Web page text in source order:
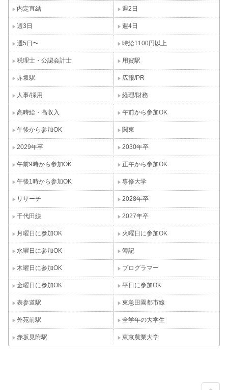
内定直結 週2日
週3日 週4日
週5日〜 時給1100円以上
税理士・公認会計士 用賀駅
赤坂駅 広報/PR
人事/採用 経理/財務
高時給・高収入 午前から参加OK
午後から参加OK 関東
2029年卒 2030年卒
午前9時から参加OK 正午から参加OK
午後1時から参加OK 専修大学
リサーチ 2028年卒
千代田線 2027年卒
月曜日に参加OK 火曜日に参加OK
水曜日に参加OK 簿記
木曜日に参加OK プログラマー
金曜日に参加OK 平日に参加OK
表参道駅 東急田園都市線
外苑前駅 全学年の大学生
赤坂見附駅 東京農業大学